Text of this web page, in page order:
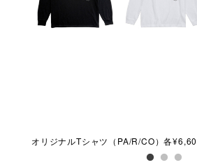
オリジナルTシャツ（PA/R/CO）各